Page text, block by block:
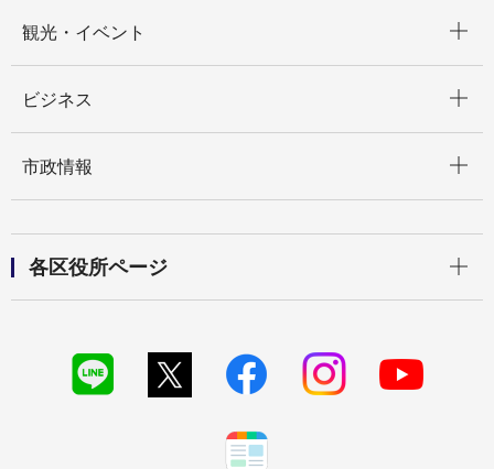
観光・イベント
ビジネス
市政情報
各区役所ページ